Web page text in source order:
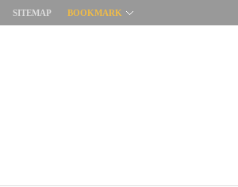
SITEMAP BOOKMARK